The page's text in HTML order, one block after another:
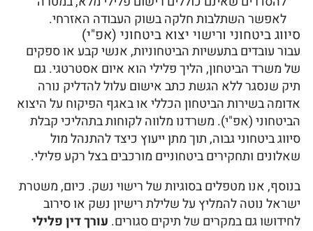
לאפשר השתלבות חלקה בשוק העבודה האזרחי.
סיווג ביטחוני ורישוי יצוא ביטחוני (אפ"י)
עבור עובדים בתעשיות הביטחוניות, אנשי קבע או ספקים
של משרד הביטחון, הליך פלילי הוא איום אסטרטגי. גם
תיק שנסגר ללא הגשת כתב אישום עלול להדליק נורה
אדומה בשירות הביטחון הכללי או באגף הפיקוח על היצוא
הביטחוני (אפ"י). משרדנו מלווה לקוחות בתהליכי קבלת
סיווג ביטחוני גבוה, תוך מתן ייעוץ כיצד להתנהל מול
שאלונים ותחקירים ביטחוניים מורכבים בצל רקע פלילי.
בנוסף, אנו מטפלים בסוגיות של רישוי נשק. כיום, משטרת
ישראל נוטה להמליץ על שלילת רישיון נשק או סירוב
לחידושו גם במקרים של תיקים סגורים. עורך דין פלילי